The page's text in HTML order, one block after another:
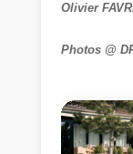
Olivier
Photos @